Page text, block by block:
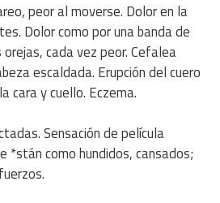
peor al moverse. Dolor en la
Dolor como por una banda de
cada vez peor. Cefalea
escaldada. Erupción del cuero
cara y cuello. Eczema.
Sensación de película
*stán como hundidos, cansados;